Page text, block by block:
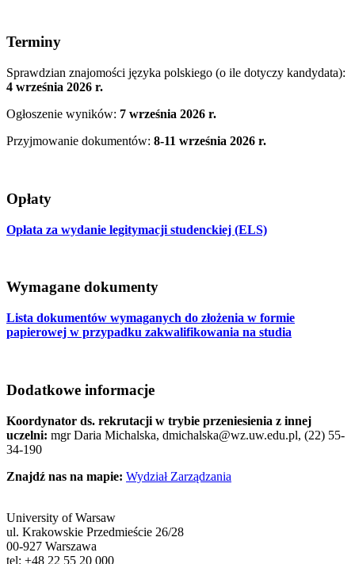
Terminy
Sprawdzian znajomości języka polskiego (o ile dotyczy kandydata):
4 września 2026 r.
Ogłoszenie wyników: 7 września 2026 r.
Przyjmowanie dokumentów: 8-11 września 2026 r.
Opłaty
Opłata za wydanie legitymacji studenckiej (ELS)
Wymagane dokumenty
Lista dokumentów wymaganych do złożenia w formie
papierowej w przypadku zakwalifikowania na studia
Dodatkowe informacje
Koordynator ds. rekrutacji w trybie przeniesienia z innej
uczelni: mgr Daria Michalska, dmichalska@wz.uw.edu.pl, (22) 55-
34-190
Znajdź nas na mapie: Wydział Zarządzania
University of Warsaw
ul. Krakowskie Przedmieście 26/28
00-927 Warszawa
tel: +48 22 55 20 000